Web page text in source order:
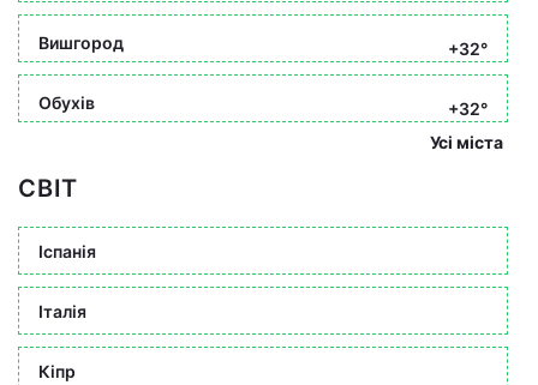
Вишгород +32°
Обухів
+32°
Усі міста
СВІТ
Іспанія
Італія
Кіпр